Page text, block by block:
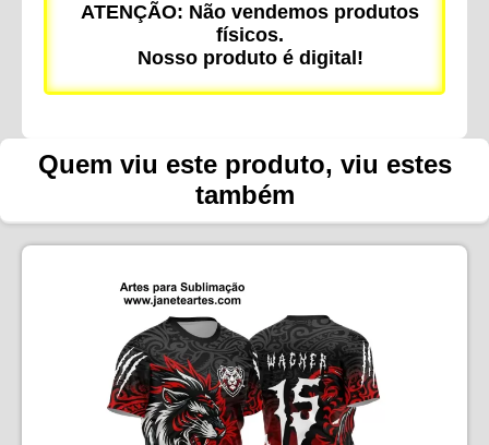
ATENÇÃO: Não vendemos produtos
físicos.
Nosso produto é digital!
Quem viu este produto, viu estes
também